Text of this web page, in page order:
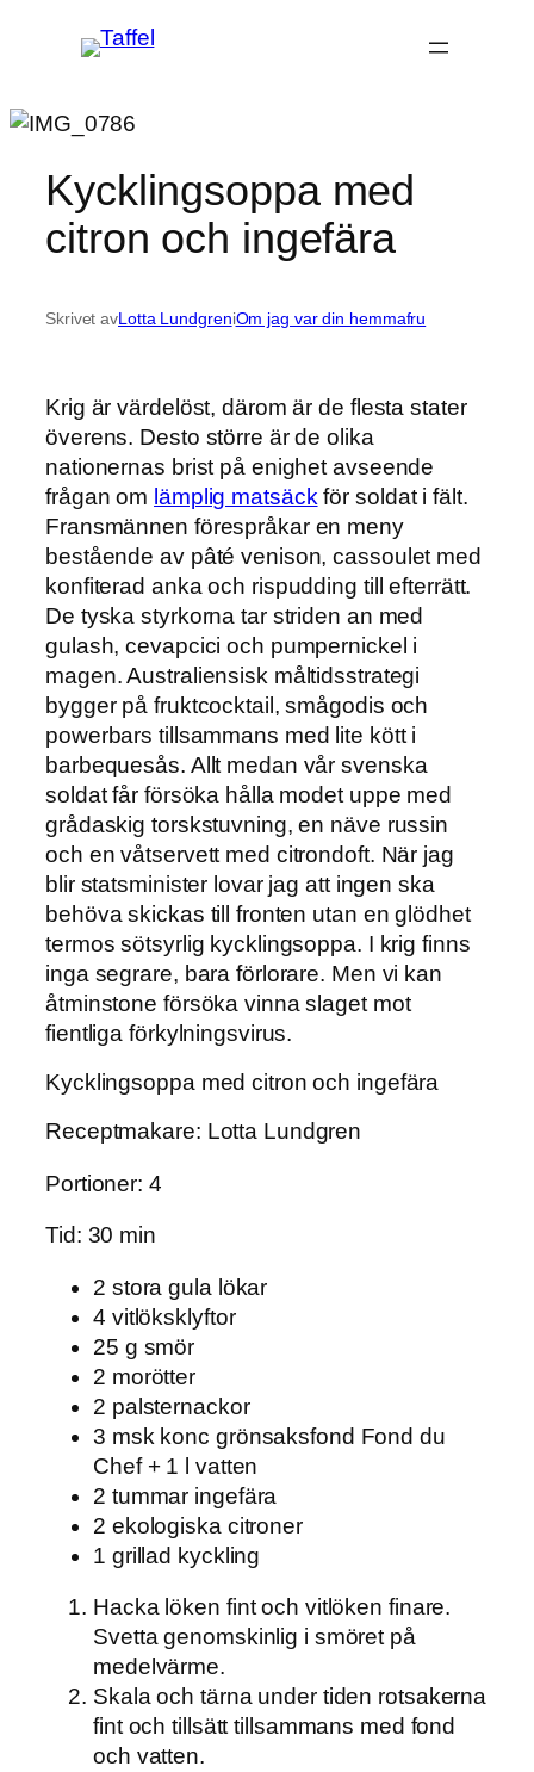
Kycklingsoppa med
citron och ingefära
Skrivet avLotta LundgreniOm jag var din hemmafru
Krig är värdelöst, därom är de flesta stater
överens. Desto större är de olika
nationernas brist på enighet avseende
frågan om lämplig matsäckför soldat i fält.
Fransmännen förespråkar en meny
bestående av pâté venison, cassoulet med
konfiterad anka och rispudding till efterrätt.
De tyska styrkorna tar striden an med
gulash, cevapcici och pumpernickel i
magen. Australiensisk måltidsstrategi
bygger på fruktcocktail, smågodis och
powerbars tillsammans med lite kött i
barbequesås. Allt medan vår svenska
soldat får försöka hålla modet uppe med
grådaskig torskstuvning, en näve russin
och en våtservett med citrondoft. När jag
blir statsminister lovar jag att ingen ska
behöva skickas till fronten utan en glödhet
termos sötsyrlig kycklingsoppa. I krig finns
inga segrare, bara förlorare. Men vi kan
åtminstone försöka vinna slaget mot
fientliga förkylningsvirus.
Kycklingsoppa med citron och ingefära
Receptmakare: Lotta Lundgren
Portioner: 4
Tid: 30 min
2 stora gula lökar
4 vitlöksklyftor
25 g smör
2 morötter
2 palsternackor
3 msk konc grönsaksfond Fond du
Chef + 1 l vatten
2 tummar ingefära
2 ekologiska citroner
1 grillad kyckling
Hacka löken fint och vitlöken finare.
Svetta genomskinlig i smöret på
medelvärme.
Skala och tärna under tiden rotsakerna
fint och tillsätt tillsammans med fond
och vatten.